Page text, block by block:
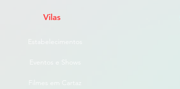
Vilas
Estabelecimentos
Eventos e Shows
Filmes em Cartaz